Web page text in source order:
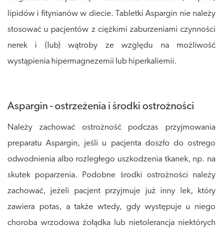
lipidów i fitynianów w diecie. Tabletki Aspargin nie należy
stosować u pacjentów z ciężkimi zaburzeniami czynności
nerek i (lub) wątroby ze względu na możliwość
wystąpienia hipermagnezemii lub hiperkaliemii.
Aspargin - ostrzeżenia i środki ostrożności
Należy zachować ostrożność podczas przyjmowania
preparatu Aspargin, jeśli u pacjenta doszło do ostrego
odwodnienia albo rozległego uszkodzenia tkanek, np. na
skutek poparzenia. Podobne środki ostrożności należy
zachować, jeżeli pacjent przyjmuje już inny lek, który
zawiera potas, a także wtedy, gdy występuje u niego
choroba wrzodowa żołądka lub nietolerancja niektórych